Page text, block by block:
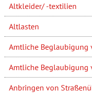
Altkleider/ -textilien
Altlasten
Amtliche Beglaubigung
Amtliche Beglaubigung
Anbringen von